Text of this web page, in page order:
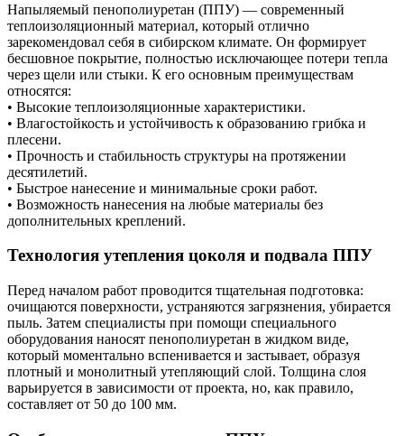
Напыляемый пенополиуретан (ППУ) — современный
теплоизоляционный материал, который отлично
зарекомендовал себя в сибирском климате. Он формирует
бесшовное покрытие, полностью исключающее потери тепла
через щели или стыки. К его основным преимуществам
относятся:
• Высокие теплоизоляционные характеристики.
• Влагостойкость и устойчивость к образованию грибка и
плесени.
• Прочность и стабильность структуры на протяжении
десятилетий.
• Быстрое нанесение и минимальные сроки работ.
• Возможность нанесения на любые материалы без
дополнительных креплений.
Технология утепления цоколя и подвала ППУ
Перед началом работ проводится тщательная подготовка:
очищаются поверхности, устраняются загрязнения, убирается
пыль. Затем специалисты при помощи специального
оборудования наносят пенополиуретан в жидком виде,
который моментально вспенивается и застывает, образуя
плотный и монолитный утепляющий слой. Толщина слоя
варьируется в зависимости от проекта, но, как правило,
составляет от 50 до 100 мм.